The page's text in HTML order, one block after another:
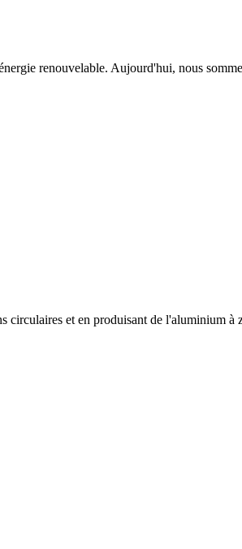
renouvelable. Aujourd'hui, nous
circulaires et en produisant de l'aluminium